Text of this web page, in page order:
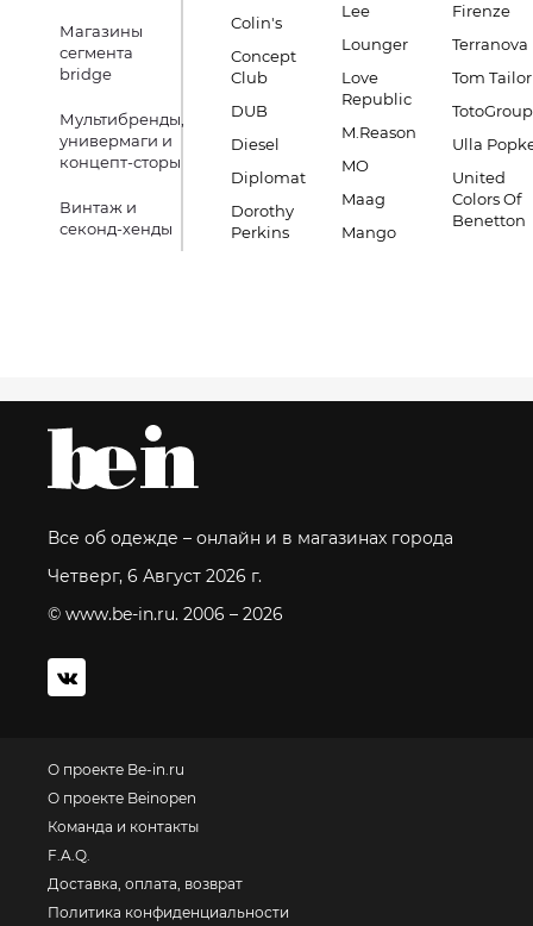
Магазины
сегмента
bridge
Мультибренды,
универмаги и
концепт-сторы
Винтаж и
секонд-хенды
Colin's
Concept
Club
DUB
Diesel
Diplomat
Dorothy
Perkins
Lee
Lounger
Love
Republic
M.Reason
MO
Maag
Mango
Firenze
Terranova
Tom Tailor
TotoGroup
Ulla
United
Colors Of
Benetton
Все об одежде – онлайн и в магазинах города
Четверг, 6 Август 2026 г.
© www.be-in.ru. 2006 – 2026
О проекте Be-in.ru
О проекте Beinopen
Команда и контакты
F.A.Q.
Доставка, оплата, возврат
Политика конфиденциальности